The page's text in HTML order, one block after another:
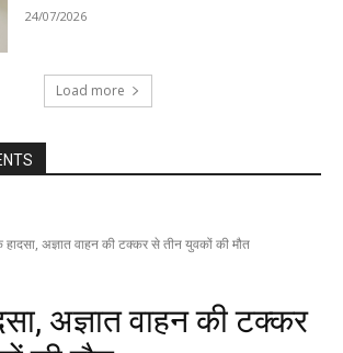
24/07/2026
Load more